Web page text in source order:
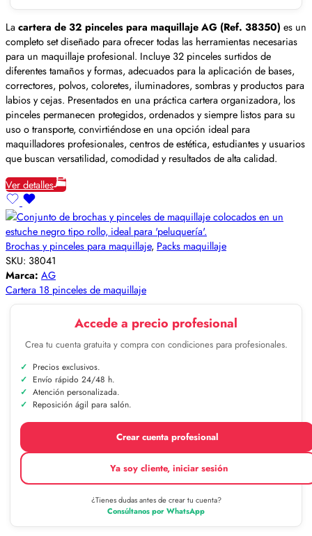
Lacartera de 32 pinceles para maquillaje AG (Ref. 38350) es un
completo set diseñado para ofrecer todas las herramientas necesarias
para un maquillaje profesional. Incluye 32 pinceles surtidos de
diferentes tamaños y formas, adecuados para la aplicación de bases,
correctores, polvos, coloretes, iluminadores, sombras y productos para
labios y cejas. Presentados en una práctica cartera organizadora, los
pinceles permanecen protegidos, ordenados y siempre listos para su
uso o transporte, convirtiéndose en una opción ideal para
maquilladores profesionales, centros de estética, estudiantes y usuarios
que buscan versatilidad, comodidad y resultados de alta calidad.
Ver detalles
Brochas y pinceles para maquillaje, Packs maquillaje
SKU: 38041
Marca: AG
Cartera 18 pinceles de maquillaje
Accede a precio profesional
Crea tu cuenta gratuita y compra con condiciones para profesionales.
Precios exclusivos.
Envío rápido 24/48 h.
Atención personalizada.
Reposición ágil para salón.
Crear cuenta profesional
Ya soy cliente, iniciar sesión
¿Tienes dudas antes de crear tu cuenta?
Consúltanos por WhatsApp